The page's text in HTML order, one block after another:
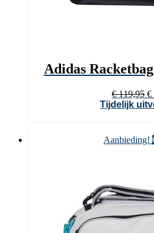
Adidas
€119,95 €
Tijdelijk
Aanbieding!